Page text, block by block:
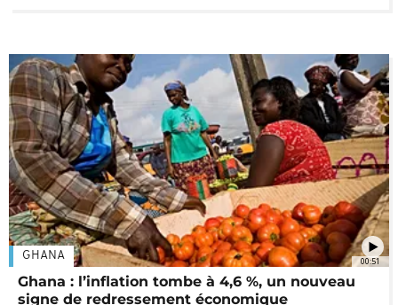
00:51
GHANA
Ghana : l’inflation tombe à 4,6 %, un nouveau
signe de redressement économique